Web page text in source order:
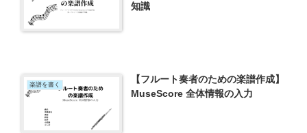
知識
楽譜を書く
【フルート奏者のための楽譜作成】
MuseScore 全体情報の入力